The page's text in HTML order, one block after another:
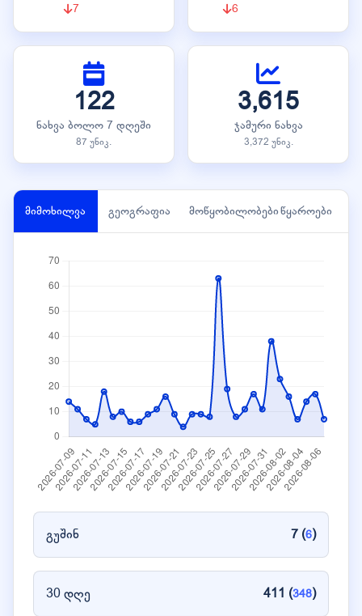
7
6
122
ნახვა ბოლო 7 დღეში
87 უნიკ.
3,615
ჯამური ნახვა
3,372 უნიკ.
მიმოხილვა გეოგრაფია მოწყობილობებიწყაროები
გუშინ 7 (6)
30 დღე 411 (348)